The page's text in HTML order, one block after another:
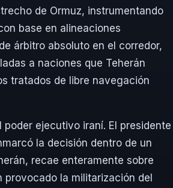
de Ormuz, instrumentando
base en alineaciones
árbitro absoluto en el corredor,
a naciones que Teherán
tratados de libre navegación
ejecutivo iraní. El presidente
la decisión dentro de un
recae enteramente sobre
provocado la militarización del